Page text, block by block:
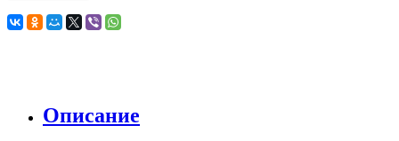
Описание